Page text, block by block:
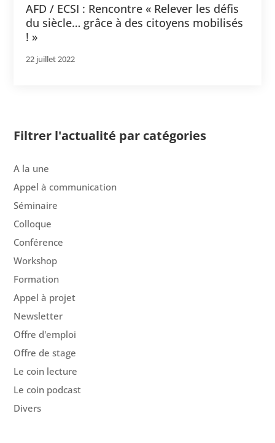
AFD / ECSI : Rencontre « Relever les défis
du siècle… grâce à des citoyens mobilisés
! »
22 juillet 2022
Filtrer l'actualité par catégories
A la une
Appel à communication
Séminaire
Colloque
Conférence
Workshop
Formation
Appel à projet
Newsletter
Offre d'emploi
Offre de stage
Le coin lecture
Le coin podcast
Divers